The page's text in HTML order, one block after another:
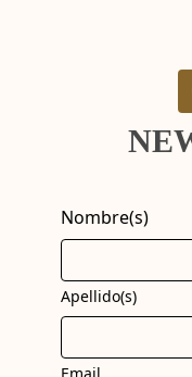
Nombre(s)
Apellido(s)
Email